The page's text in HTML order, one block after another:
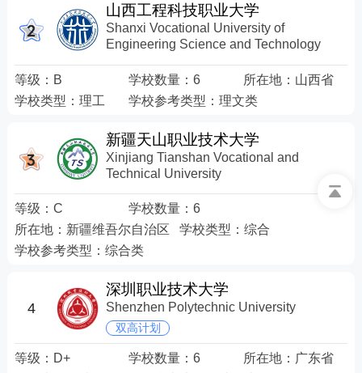
山西工程科技职业大学
Shanxi Vocational University of
Engineering Science and Technology
等级： B 学校数量：6 所在地： 山西省
学校类型： 理工 学校参考类型：理文类
新疆天山职业技术大学
Xinjiang Tianshan Vocational and
Technical University
等级： C 学校数量：6
所在地： 新疆维吾尔自治区 学校类型： 综合
学校参考类型： 综合类
4
深圳职业技术大学
Shenzhen Polytechnic University
双高计划
等级： D+ 学校数量：6 所在地： 广东省